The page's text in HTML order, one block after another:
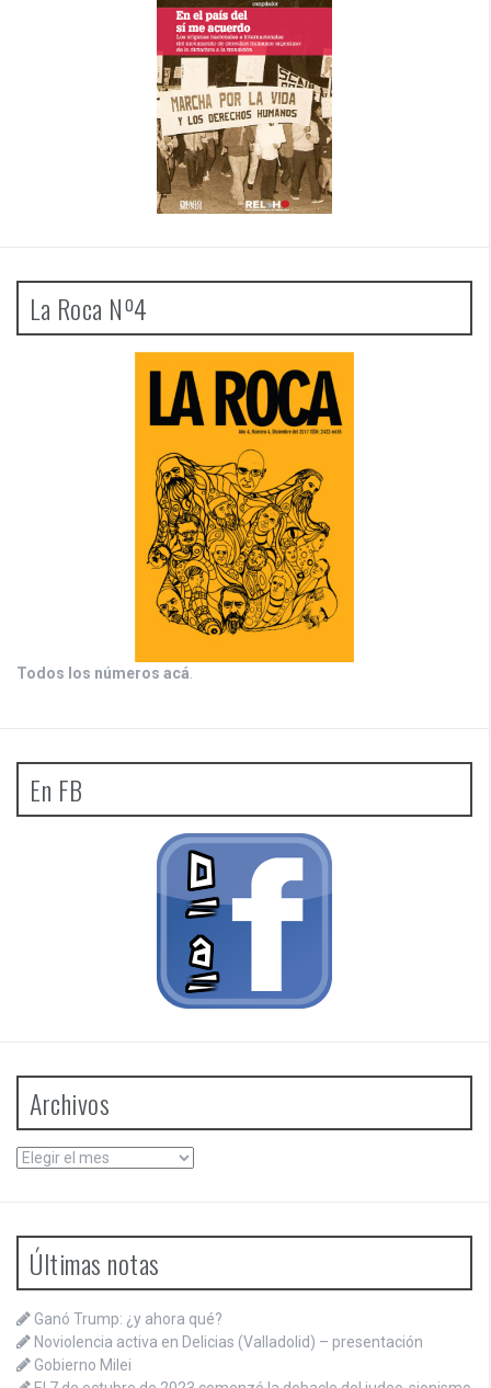
La Roca Nº4
Todos los números acá
En FB
Archivos
Archivos
Últimas notas
Ganó Trump: ¿y ahora qué?
Noviolencia activa en Delicias (Valladolid) – presentación
Gobierno Milei